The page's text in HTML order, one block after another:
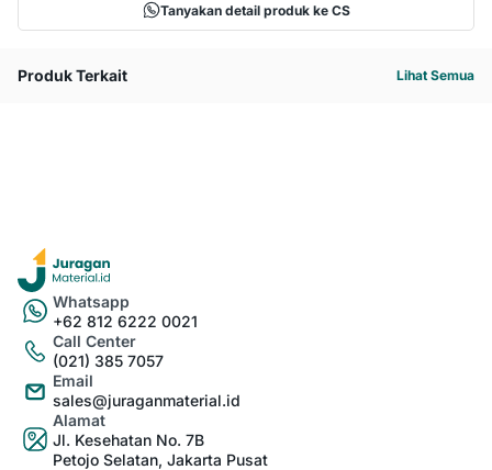
Tanyakan detail produk ke CS
Produk Terkait Lihat Semua
Whatsapp
+62 812 6222 0021
Call Center
(021) 385 7057
Email
sales@juraganmaterial.id
Alamat
Jl. Kesehatan No. 7B
Petojo Selatan, Jakarta Pusat